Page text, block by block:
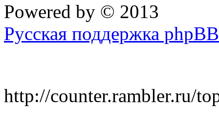
Powered by © 2013
Русская поддержка phpBB
http://counter.rambler.ru/